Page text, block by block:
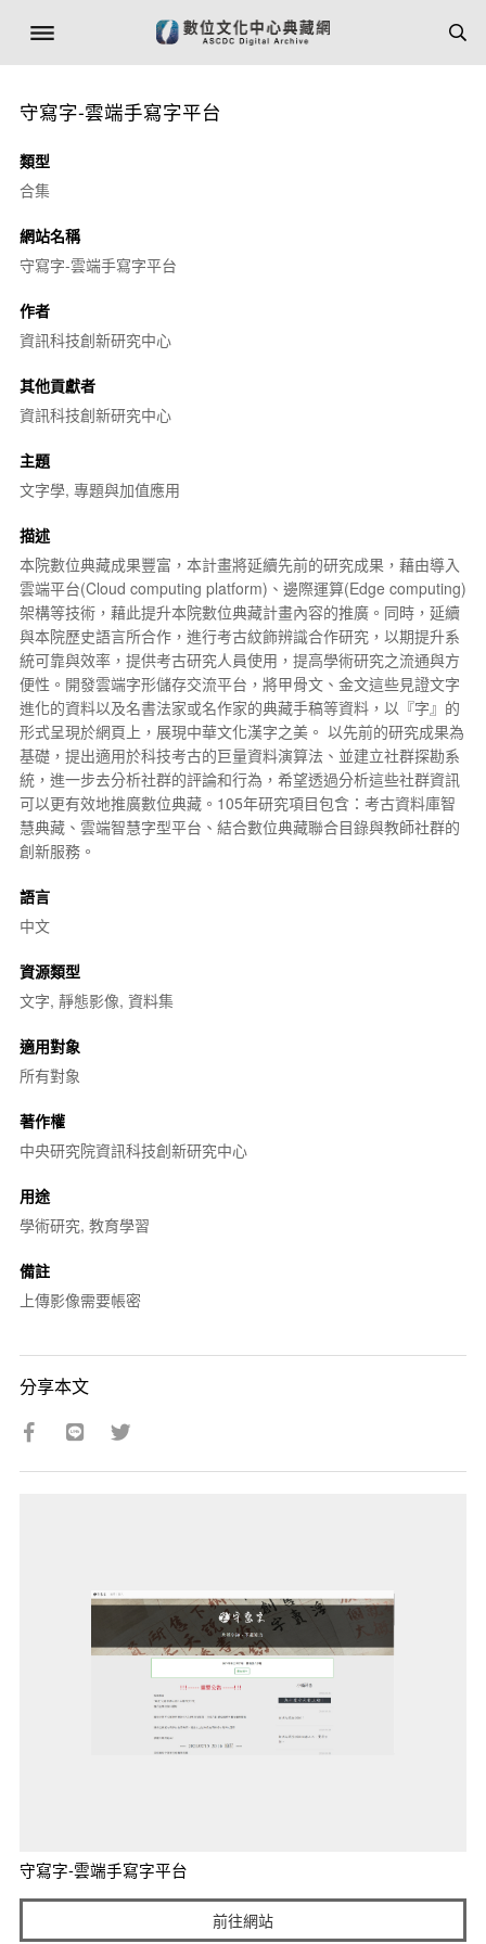
守寫字-雲端手寫字平台
類型
合集
網站名稱
守寫字-雲端手寫字平台
作者
資訊科技創新研究中心
其他貢獻者
資訊科技創新研究中心
主題
文字學, 專題與加值應用
描述
本院數位典藏成果豐富，本計畫將延續先前的研究成果，藉由導入
雲端平台(Cloud computing platform)、邊際運算(Edge computing)
架構等技術，藉此提升本院數位典藏計畫內容的推廣。同時，延續
與本院歷史語言所合作，進行考古紋飾辨識合作研究，以期提升系
統可靠與效率，提供考古研究人員使用，提高學術研究之流通與方
便性。開發雲端字形儲存交流平台，將甲骨文、金文這些見證文字
進化的資料以及名書法家或名作家的典藏手稿等資料，以『字』的
形式呈現於網頁上，展現中華文化漢字之美。 以先前的研究成果為
基礎，提出適用於科技考古的巨量資料演算法、並建立社群探勘系
統，進一步去分析社群的評論和行為，希望透過分析這些社群資訊
可以更有效地推廣數位典藏。105年研究項目包含：考古資料庫智
慧典藏、雲端智慧字型平台、結合數位典藏聯合目錄與教師社群的
創新服務。
語言
中文
資源類型
文字, 靜態影像, 資料集
適用對象
所有對象
著作權
中央研究院資訊科技創新研究中心
用途
學術研究, 教育學習
備註
上傳影像需要帳密
分享本文
守寫字-雲端手寫字平台
前往網站